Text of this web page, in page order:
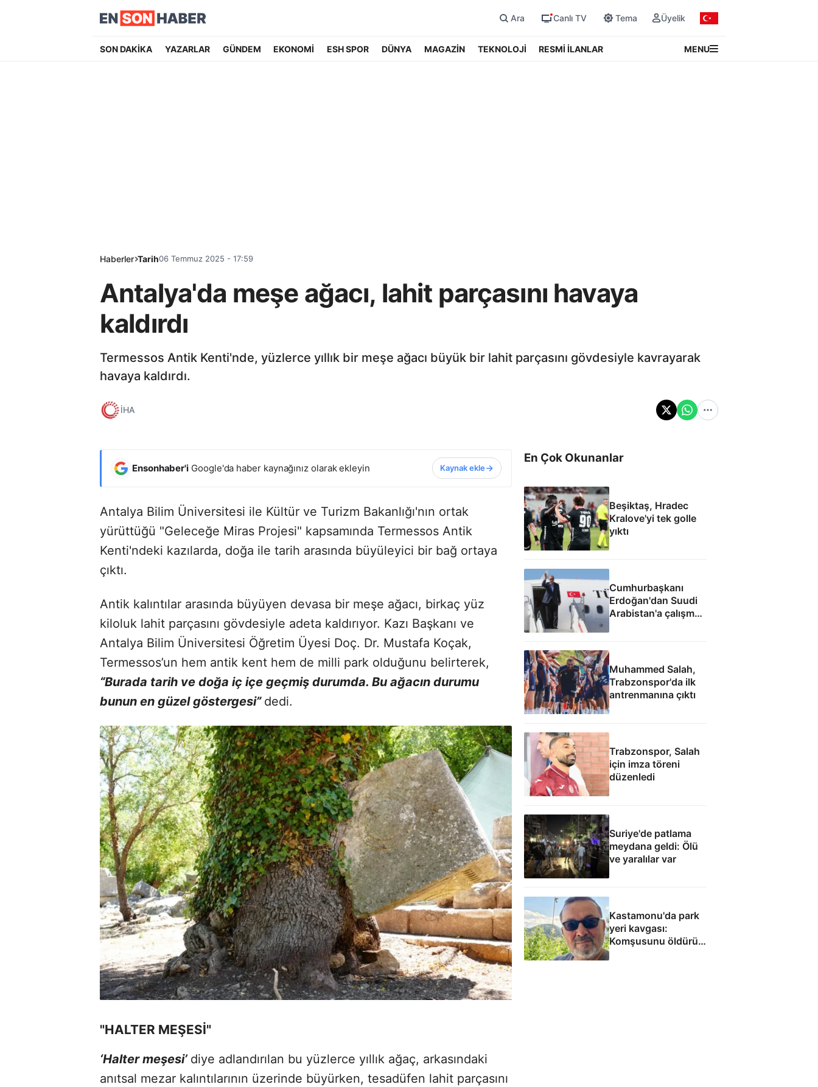
Ara Canlı TV Tema Üyelik
SON DAKİKA YAZARLAR GÜNDEM EKONOMİ ESH SPOR DÜNYA MAGAZİN TEKNOLOJİ RESMİ İLANLAR MENU
Haberler Tarih06 Temmuz 2025 - 17:59
Antalya'da meşe ağacı, lahit parçasını havaya
kaldırdı
Termessos Antik Kenti'nde, yüzlerce yıllık bir meşe ağacı büyük bir lahit parçasını gövdesiyle kavrayarak
havaya kaldırdı.
İHA
Ensonhaber'i Google'da haber kaynağınız olarak ekleyin Kaynak ekle
Antalya Bilim Üniversitesi ile Kültür ve Turizm Bakanlığı'nın ortak
yürüttüğü "Geleceğe Miras Projesi" kapsamında Termessos Antik
Kenti'ndeki kazılarda, doğa ile tarih arasında büyüleyici bir bağ ortaya
çıktı.
Antik kalıntılar arasında büyüyen devasa bir meşe ağacı, birkaç yüz
kiloluk lahit parçasını gövdesiyle adeta kaldırıyor. Kazı Başkanı ve
Antalya Bilim Üniversitesi Öğretim Üyesi Doç. Dr. Mustafa Koçak,
Termessos’un hem antik kent hem de milli park olduğunu belirterek,
“Burada tarih ve doğa iç içe geçmiş durumda. Bu ağacın durumu
bunun en güzel göstergesi” dedi.
"HALTER MEŞESİ"
‘Halter meşesi’ diye adlandırılan bu yüzlerce yıllık ağaç, arkasındaki
anıtsal mezar kalıntılarının üzerinde büyürken, tesadüfen lahit parçasını
En Çok Okunanlar
Beşiktaş, Hradec
Kralove'yi tek golle
yıktı
Cumhurbaşkanı
Erdoğan'dan Suudi
Arabistan'a çalışma
Muhammed Salah,
Trabzonspor'da ilk
antrenmanına çıktı
Trabzonspor, Salah
için imza töreni
düzenledi
Suriye'de patlama
meydana geldi: Ölü
ve yaralılar var
Kastamonu'da park
yeri kavgası:
Komşusunu öldürüp
evini ve aracını ateşe